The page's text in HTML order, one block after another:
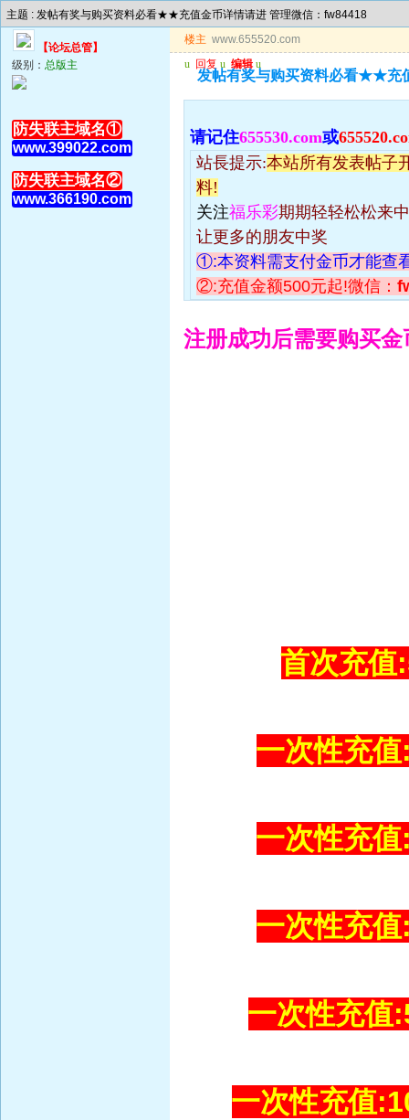
主题 : 发帖有奖与购买资料必看★★充值金币详情请进 管理微信：fw84418
【论坛总管】
级别： 总版主
防失联主域名①
www.399022.com
防失联主域名②
www.366190.com
楼主 www.655520.com
u 回复 u 编辑 u
发帖有奖与购买资料必看★★充
请记住655530.com或
站長提示:本站所有发表帖子
料!
关注福乐彩期期轻轻松松来
让更多的朋友中奖
①:本资料需支付金币才能查
②:充值金额500元起!微信：
注册成功后需要购买
首次充值
一次性充
一次性充
一次性充
一次性充值
一次性充值